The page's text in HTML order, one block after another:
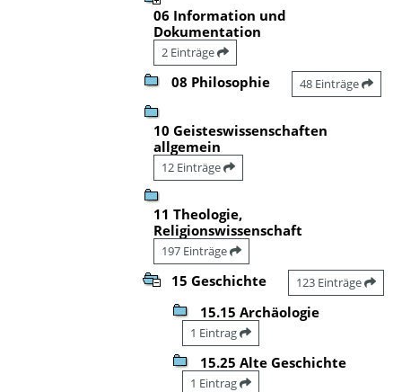
06 Information und
Dokumentation
2 Einträge
08 Philosophie 48 Einträge
10 Geisteswissenschaften
allgemein
12 Einträge
11 Theologie,
Religionswissenschaft
197 Einträge
15 Geschichte 123 Einträge
15.15 Archäologie
1 Eintrag
15.25 Alte Geschichte
1 Eintrag